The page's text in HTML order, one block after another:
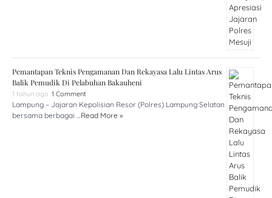
Pemantapan Teknis Pengamanan Dan Rekayasa Lalu Lintas Arus
Balik Pemudik Di Pelabuhan Bakauheni
1 tahun ago 1 Comment
Lampung – Jajaran Kepolisian Resor (Polres) Lampung Selatan
bersama berbagai … Read More »